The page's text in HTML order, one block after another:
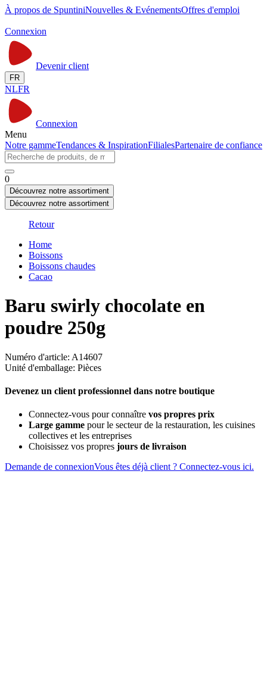
À propos de SpuntiniNouvelles & EvénementsOffres d'emploi
Connexion
Devenir client
FR
NLFR
Connexion
Menu
Notre gammeTendances & InspirationFilialesPartenaire de confiance
0
Découvrez notre assortiment
Découvrez notre assortiment
Retour
Home
Boissons
Boissons chaudes
Cacao
Baru swirly chocolate en
poudre 250g
Numéro d'article: A14607
Unité d'emballage: Pièces
Devenez un client professionnel dans notre boutique
Connectez-vous pour connaître vos propres prix
Large gamme pour le secteur de la restauration, les cuisines
collectives et les entreprises
Choisissez vos propres jours de livraison
Demande de connexionVous êtes déjà client ? Connectez-vous ici.